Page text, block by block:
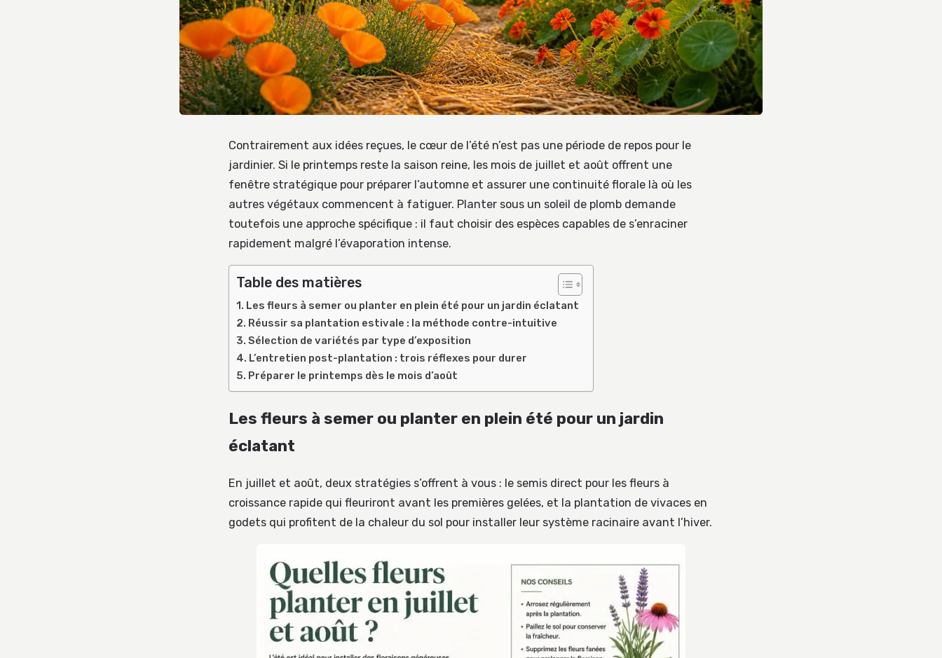
Contrairement aux idées reçues, le cœur de l’été n’est pas une période de repos pour le
jardinier. Si le printemps reste la saison reine, les mois de juillet et août offrent une
fenêtre stratégique pour préparer l’automne et assurer une continuité florale là où les
autres végétaux commencent à fatiguer. Planter sous un soleil de plomb demande
toutefois une approche spécifique : il faut choisir des espèces capables de s’enraciner
rapidement malgré l’évaporation intense.
Table des matières
Les fleurs à semer ou planter en plein été pour un jardin éclatant
Réussir sa plantation estivale : la méthode contre-intuitive
Sélection de variétés par type d’exposition
L’entretien post-plantation : trois réflexes pour durer
Préparer le printemps dès le mois d’août
Les fleurs à semer ou planter en plein été pour un jardin
éclatant
En juillet et août, deux stratégies s’offrent à vous : le semis direct pour les fleurs à
croissance rapide qui fleuriront avant les premières gelées, et la plantation de vivaces en
godets qui profitent de la chaleur du sol pour installer leur système racinaire avant l’hiver.